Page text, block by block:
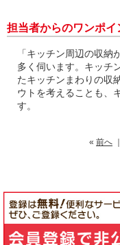
担当者からのワンポイ
「キッチン周辺の収
多く伺います。キッチ
たキッチンまわりの収
ウトを考えることも、
す。
« 前へ